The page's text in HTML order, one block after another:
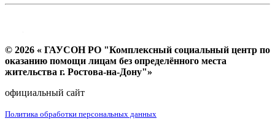
© 2026 « ГАУСОН РО "Комплексный социальный центр по
оказанию помощи лицам без определённого места
жительства г. Ростова-на-Дону"»
официальный сайт
Политика обработки персональных данных